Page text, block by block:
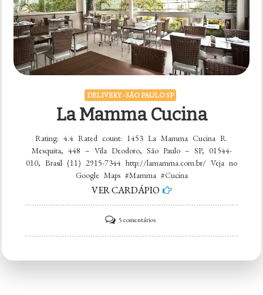
DELIVERY - SÃO PAULO SP
La Mamma Cucina
Rating: 4.4 Rated count: 1453 La Mamma Cucina R.
Mesquita, 448 – Vila Deodoro, São Paulo – SP, 01544-
010, Brasil (11) 2915-7344 http://lamamma.com.br/ Veja no
Google Maps #Mamma #Cucina
VER CARDÁPIO
5 comentáriosem
La